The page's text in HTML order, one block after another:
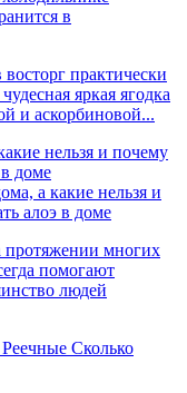
в
практически
яркая ягодка
и аскорбиновой...
а какие нельзя и
алоэ в доме
многих
помогают
людей
Реечные Сколько